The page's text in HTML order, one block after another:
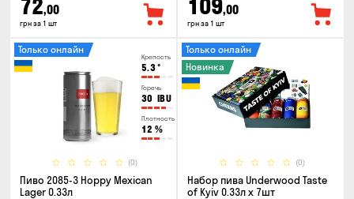
72,00
грн за 1 шт
109,00
грн за 1 шт
Крепость
5.3°
Горечь
30 IBU
Плотность
12 %
(0)
Только онлайн
Пиво 2085-3 Hoppy Mexican
Lager 0.33л
(0)
Только онлайн
Новинка
Набор пива Underwood Taste
of Kyiv 0.33л x 7шт